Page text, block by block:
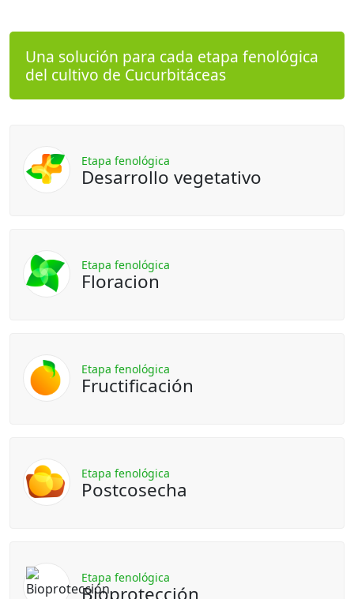
Una solución para cada etapa fenológica
del cultivo de Cucurbitáceas
Etapa fenológica
Desarrollo vegetativo
Etapa fenológica
Floracion
Etapa fenológica
Fructificación
Etapa fenológica
Postcosecha
Etapa fenológica
Bioprotección